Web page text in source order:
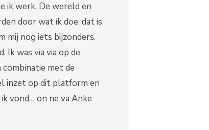
ik werk. De wereld en
door wat ik doe, dat is
mij nog iets bijzonders.
Ik was via via op de
met de
inzet op dit platform en
vond… on ne va Anke